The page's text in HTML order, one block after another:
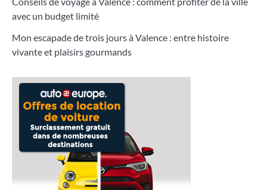
avec un budget limité
Mon escapade de trois jours à Valence : entre histoire
vivante et plaisirs gourmands